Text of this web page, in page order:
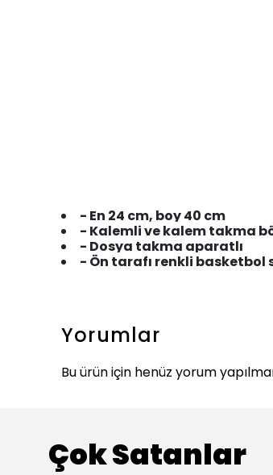
- En 24 cm, boy 40 cm
- Kalemli ve kalem takma
- Dosya takma aparatlı
- Ön tarafı renkli
Yorumlar
Bu ürün için henüz yorum
Çok Satanlar